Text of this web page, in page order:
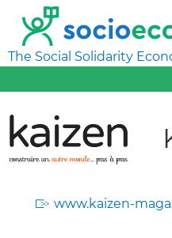
The Social Solidarity
www.kaizen-